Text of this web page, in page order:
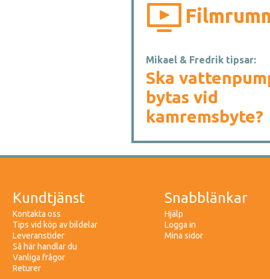
Mikael & Fredrik tipsar:
Ska
bytas vid
kamremsbyte?
Kundtjänst
Kontakta oss
Tips vid köp av bildelar
Leveranstider
Så här handlar du
Vanliga frågor
Returer
Snabblänkar
Hjälp
Logga in
Mina sidor